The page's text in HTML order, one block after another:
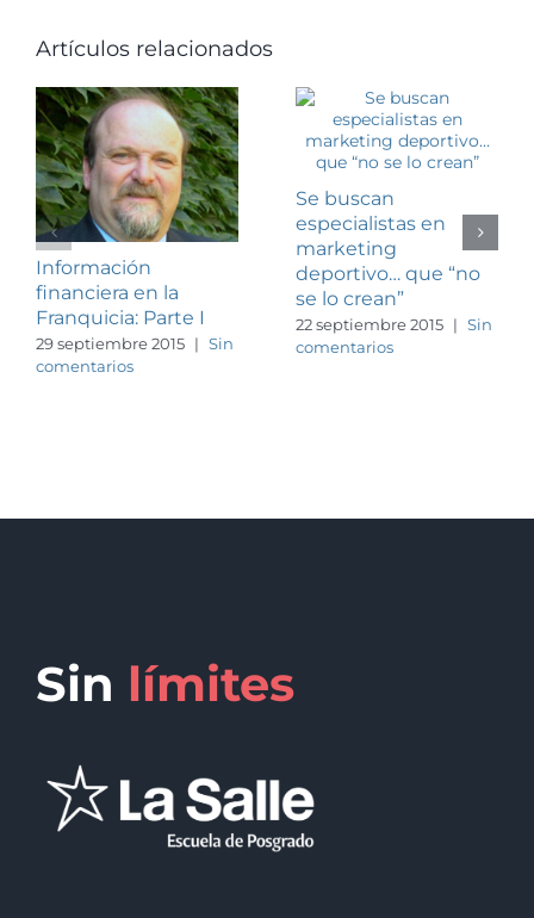
Artículos relacionados
Información
financiera en la
Franquicia: Parte I
29 septiembre 2015 | Sin
comentarios
Se buscan
especialistas en
marketing
deportivo… que “no
se lo crean”
22 septiembre 2015 | Sin
comentarios
Sin límites